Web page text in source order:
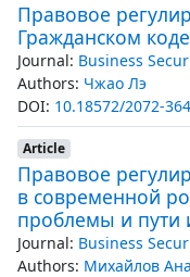
Правовое
Гражданском
Journal: Business
Authors: Чжао Лэ
DOI: 10.18572/2072-
Article
Правовое
в современной
проблемы и пути
Journal: Business
Authors: Михайлов